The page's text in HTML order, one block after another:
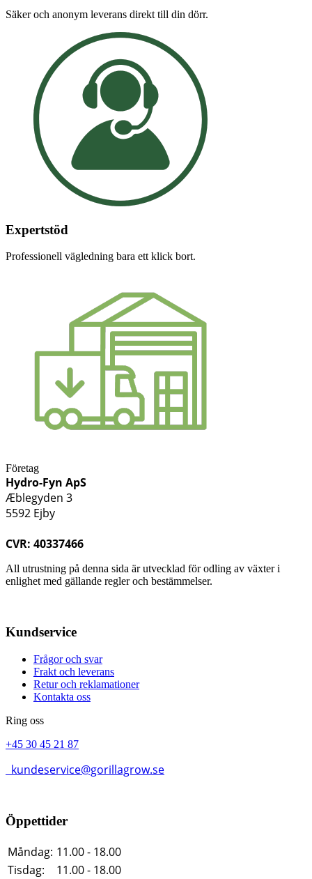
Säker och anonym leverans direkt till din dörr.
Expertstöd
Professionell vägledning bara ett klick bort.
Företag
Hydro-Fyn ApS
Æblegyden 3
5592 Ejby
CVR: 40337466
All utrustning på denna sida är utvecklad för odling av växter i
enlighet med gällande regler och bestämmelser.
Kundservice
Frågor och svar
Frakt och leverans
Retur och reklamationer
Kontakta oss
Ring oss
+45 30 45 21 87
kundeservice@gorillagrow.se
Öppettider
Måndag: 11.00 - 18.00
Tisdag:
11.00 - 18.00